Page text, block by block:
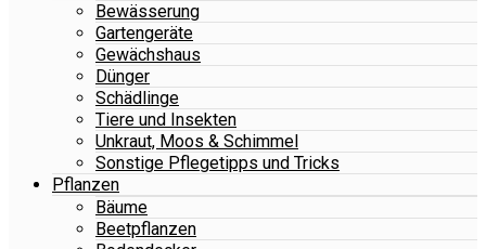
Bewässerung
Gartengeräte
Gewächshaus
Dünger
Schädlinge
Tiere und Insekten
Unkraut, Moos & Schimmel
Sonstige Pflegetipps und Tricks
Pflanzen
Bäume
Beetpflanzen